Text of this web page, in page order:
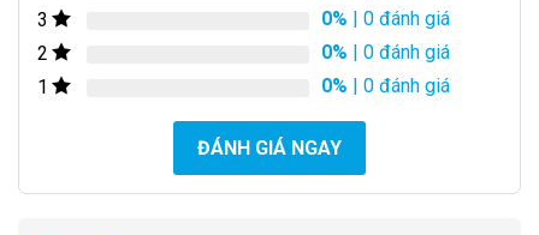
3
0% | 0 đánh giá
2
0% | 0 đánh giá
1
0% | 0 đánh giá
ĐÁNH GIÁ NGAY